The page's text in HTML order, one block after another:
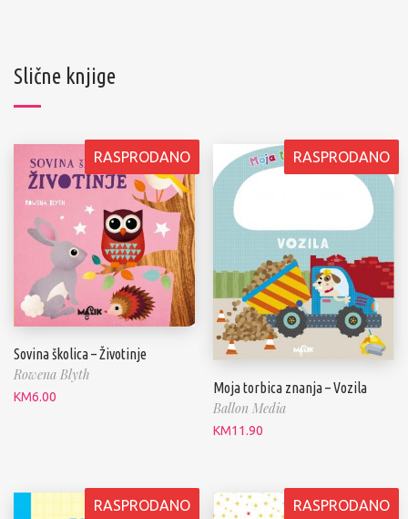
Slične knjige
RASPRODANO
Sovina školica – Životinje
Rowena Blyth
KM6.00
RASPRODANO
Moja torbica znanja – Vozila
Ballon Media
KM11.90
RASPRODANO RASPRODANO